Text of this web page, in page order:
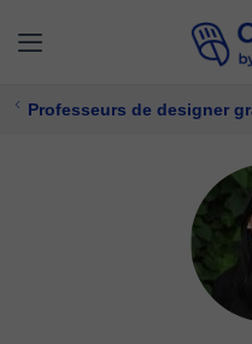
Professeurs de designer